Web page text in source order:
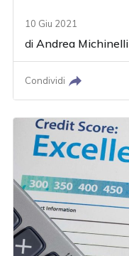
10 Giu 2021
diAndrea Michinelli
Condividi